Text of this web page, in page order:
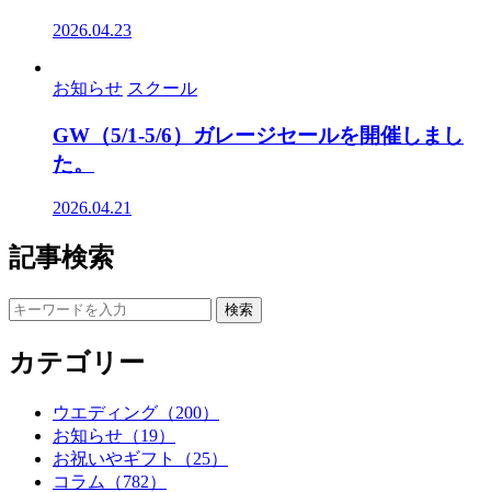
2026.04.23
お知らせ スクール
GW（5/1-5/6）ガレージセールを開催しまし
た。
2026.04.21
記事検索
カテゴリー
ウエディング（200）
お知らせ（19）
お祝いやギフト（25）
コラム（782）